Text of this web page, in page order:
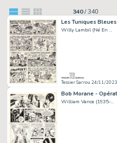
340/340
Willy Lambil (Né En ...
Tessier Sarrou 24/11/2023
William Vance (1935-...